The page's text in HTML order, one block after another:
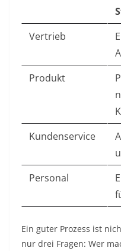
Vertrieb
Produkt
Kundenservice
Personal
Ein guter Prozess ist
nur drei Fragen: Wer